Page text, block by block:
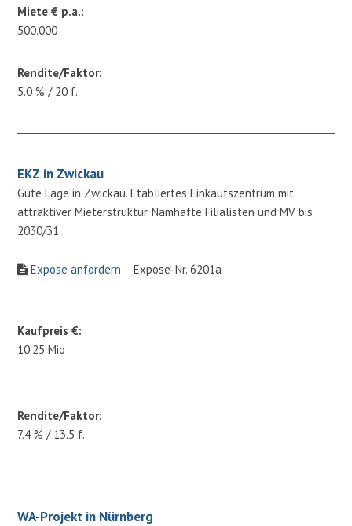
Miete € p.a.:
500.000
Rendite/Faktor:
5.0 % / 20 f.
EKZ in Zwickau
Gute Lage in Zwickau. Etabliertes Einkaufszentrum mit
attraktiver Mieterstruktur. Namhafte Filialisten und MV bis
2030/31.
Expose anfordern Expose-Nr. 6201a
Kaufpreis €:
10.25 Mio
Rendite/Faktor:
7.4 % / 13.5 f.
WA-Projekt in Nürnberg